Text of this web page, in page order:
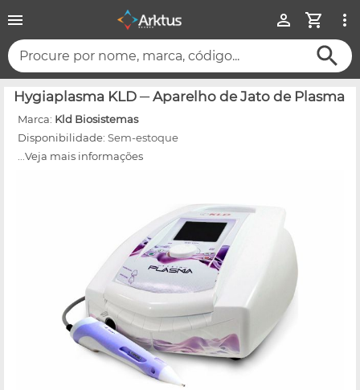
Procure por nome, marca, código...
Hygiaplasma KLD ─ Aparelho de Jato de Plasma
Marca: Kld Biosistemas
Disponibilidade: Sem-estoque
...Veja mais informações